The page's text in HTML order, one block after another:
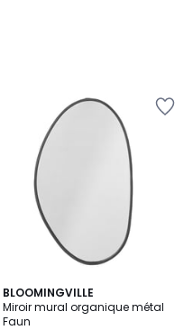
BLOOMINGVILLE
Miroir mural organique métal
Faun